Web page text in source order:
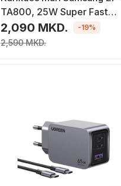
TA800, 25W Super Fast
Charging, PD 3.0, i zi
2,090 MKD.
2,590 MKD.
-19%